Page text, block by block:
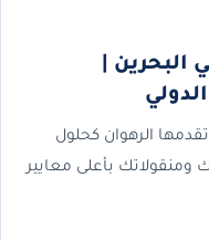
|
الرهوان كحلول
بأعلى معايير